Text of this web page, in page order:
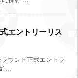
エントリーリス
ウンド正式エントラ
...